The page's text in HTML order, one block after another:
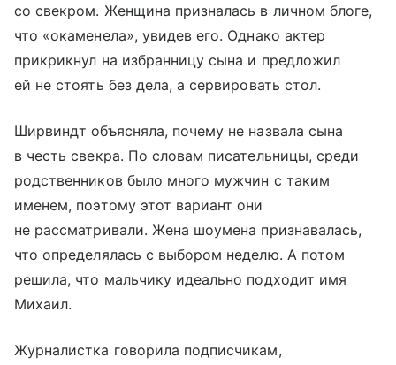
со свекром. Женщина призналась в личном блоге,
что «окаменела», увидев его. Однако актер
прикрикнул на избранницу сына и предложил
ей не стоять без дела, а сервировать стол.
Ширвиндт объясняла, почему не назвала сына
в честь свекра. По словам писательницы, среди
родственников было много мужчин с таким
именем, поэтому этот вариант они
не рассматривали. Жена шоумена признавалась,
что определялась с выбором неделю. А потом
решила, что мальчику идеально подходит имя
Михаил.
Журналистка говорила подписчикам,